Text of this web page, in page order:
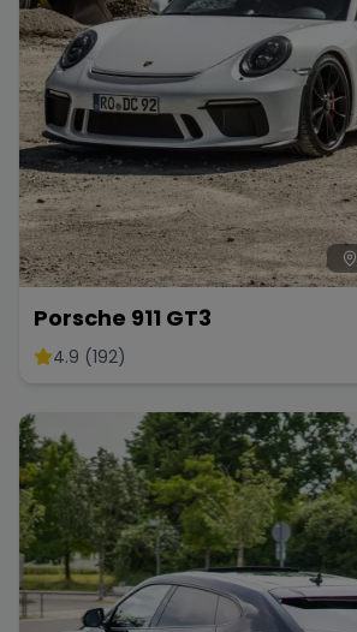
Porsche 911 GT3
4.9 (192)